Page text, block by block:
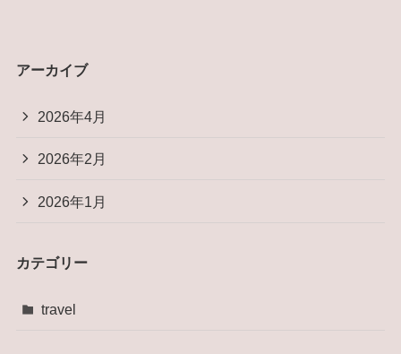
アーカイブ
2026年4月
2026年2月
2026年1月
カテゴリー
travel